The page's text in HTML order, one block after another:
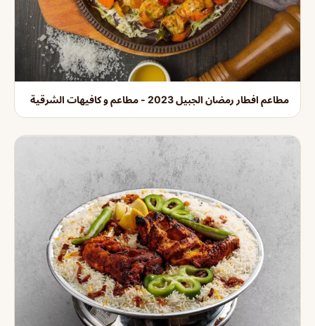
مطاعم افطار رمضان الجبيل 2023 - مطاعم و كافيهات الشرقية